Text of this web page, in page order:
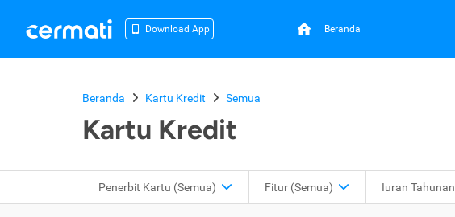
Download App Beranda
Beranda Kartu Kredit Semua
Kartu Kredit
Penerbit Kartu (Semua) Fitur (Semua) Iuran Tahunan